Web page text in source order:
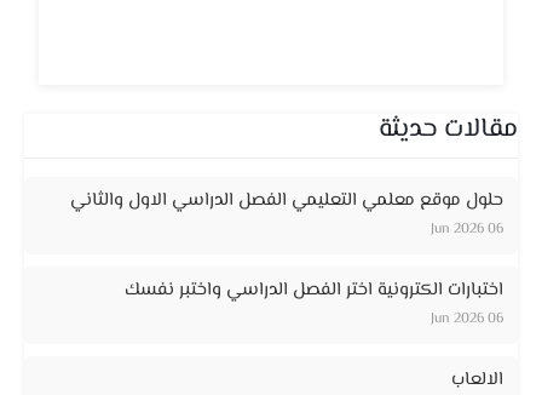
مقالات حديثة
حلول موقع معلمي التعليمي الفصل الدراسي الاول والثاني
06 Jun 2026
اختبارات الكترونية اختر الفصل الدراسي واختبر نفسك
06 Jun 2026
الالعاب